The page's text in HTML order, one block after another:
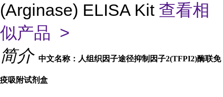
(Arginase) ELISA Kit 查看相
似产品 >
简介 中文名称：人组织因子途径抑制因子2(TFPI2)酶联免
疫吸附试剂盒